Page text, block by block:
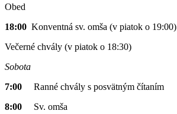
Obed
18:00 Konventná sv. omša (v piatok o 19:00)
Večerné chvály (v piatok o 18:30)
Sobota
7:00 Ranné chvály s posvätným čítaním
8:00 Sv. omša